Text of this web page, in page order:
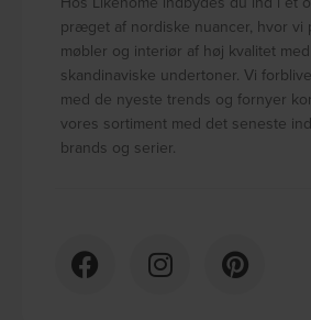
præget af nordiske nuancer, hvor vi
møbler og interiør af høj kvalitet med
skandinaviske undertoner. Vi
med de nyeste trends og fornyer
vores sortiment med det seneste
brands og serier.